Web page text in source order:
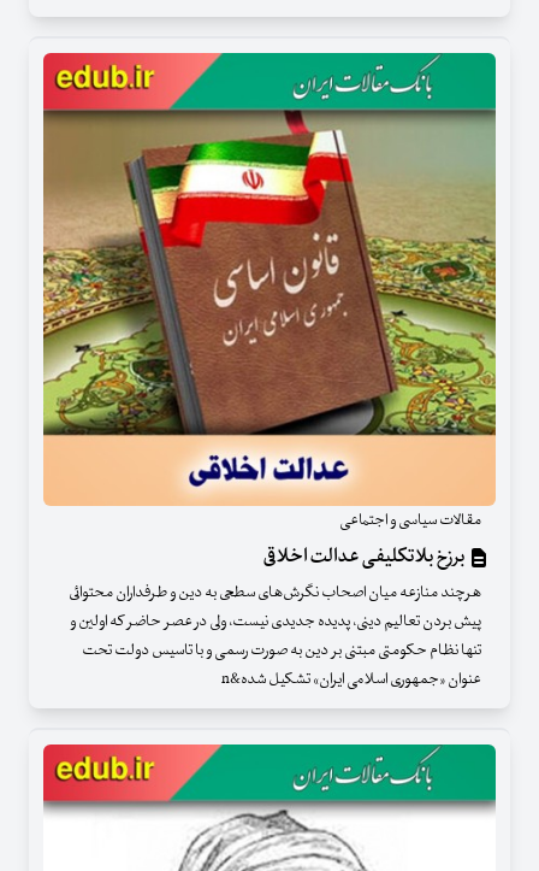
مقالات سیاسی و اجتماعی
برزخ بلاتکلیفی عدالت اخلاقی
هرچند منازعه میان اصحاب نگرش‌های سطحی به دین و طرفداران محتوائی
پیش بردن تعالیم دینی، پدیده جدیدی نیست، ولی در عصر حاضر که اولین و
تنها نظام حکومتی مبتنی بر دین به صورت رسمی و با تاسیس دولت تحت
عنوان «جمهوری اسلامی ایران» تشکیل شده&n